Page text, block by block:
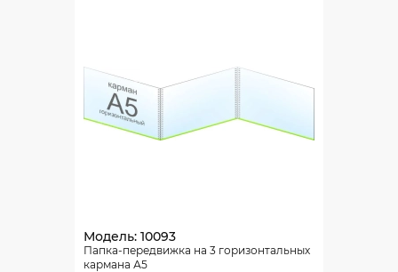
Модель: 10093
Папка-передвижка на 3 горизонтальных
кармана А5